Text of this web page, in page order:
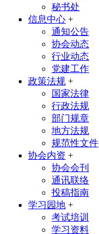
秘书处
信息中心 +
通知公告
协会动态
行业动态
党建工作
政策法规 +
国家法律
行政法规
部门规章
地方法规
规范性文件
协会内资 +
协会会刊
通讯联络
投稿指南
学习园地 +
考试培训
学习资料